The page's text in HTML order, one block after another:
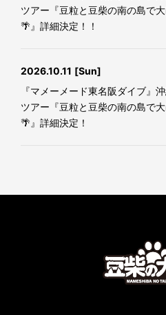
ツアー『豆粒と豆柴の南の島で
🌴』詳細決定！！
2026.10.11 [Sun]
『マメーメード東名阪ダイブ』
ツアー『豆粒と豆柴の南の島で
🌴』詳細決定！